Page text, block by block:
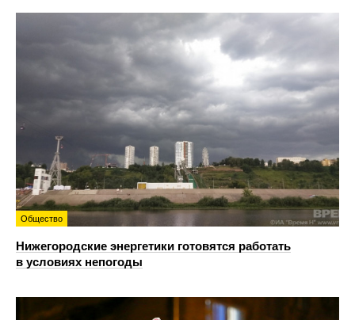
Общество
Нижегородские энергетики готовятся работать
в условиях непогоды